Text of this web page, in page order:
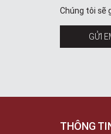
Chúng tôi sẽ
GỬI
THÔNG